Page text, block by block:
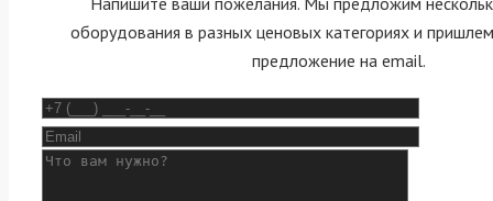
оборудования в разных ценовых категориях и
предложение на email.